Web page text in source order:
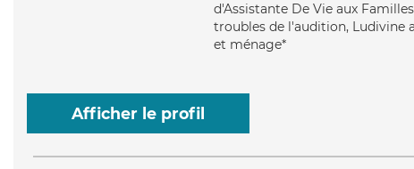
d'Assistante De Vie aux
troubles de l'audition, Ludivine
et ménage*
Afficher le profil